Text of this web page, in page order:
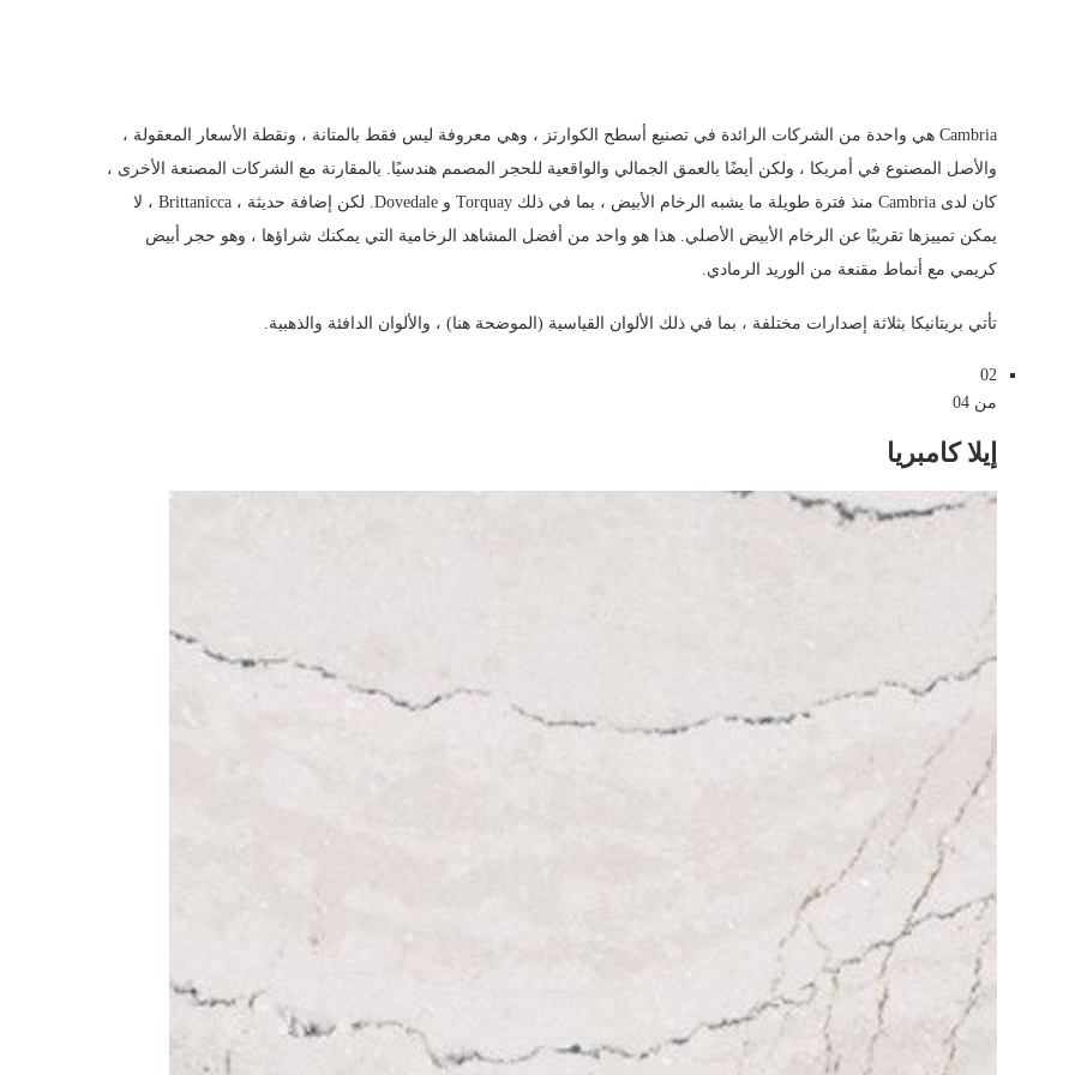
Cambria هي واحدة من الشركات الرائدة في تصنيع أسطح الكوارتز ، وهي معروفة ليس فقط بالمتانة ، ونقطة الأسعار المعقولة ،
والأصل المصنوع في أمريكا ، ولكن أيضًا بالعمق الجمالي والواقعية للحجر المصمم هندسيًا. بالمقارنة مع الشركات المصنعة الأخرى ،
كان لدى Cambria منذ فترة طويلة ما يشبه الرخام الأبيض ، بما في ذلك Torquay و Dovedale. لكن إضافة حديثة ، Brittanicca ، لا
يمكن تمييزها تقريبًا عن الرخام الأبيض الأصلي. هذا هو واحد من أفضل المشاهد الرخامية التي يمكنك شراؤها ، وهو حجر أبيض
كريمي مع أنماط مقنعة من الوريد الرمادي.
تأتي بريتانيكا بثلاثة إصدارات مختلفة ، بما في ذلك الألوان القياسية (الموضحة هنا) ، والألوان الدافئة والذهبية.
02
من 04
إيلا كامبريا